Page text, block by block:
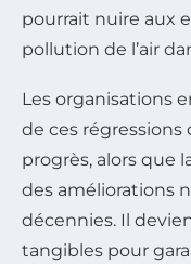
pourrait nuire aux
pollution de l’air
Les organisations
de ces
progrès, alors que
des améliorations
décennies. Il
tangibles pour